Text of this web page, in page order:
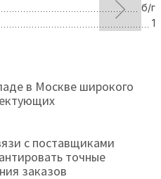
б/г
1
в Москве широкого
с поставщиками
точные
заказов